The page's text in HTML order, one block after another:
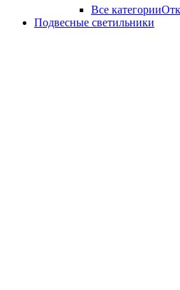
Все категории
Подвесные светильники